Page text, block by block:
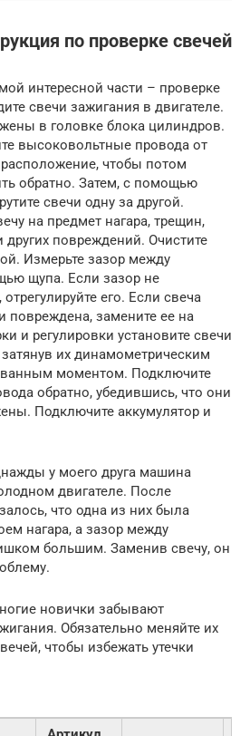
по проверке свечей
интересной части – проверке
свечи зажигания в двигателе.
в головке блока цилиндров.
высоковольтные провода от
чтобы потом
обратно. Затем, с помощью
свечи одну за другой.
на предмет нагара, трещин,
других повреждений. Очистите
Измерьте зазор между
щупа. Если зазор не
его. Если свеча
повреждена, замените ее на
и регулировки установите свечи
их динамометрическим
моментом. Подключите
обратно, убедившись, что они
Подключите аккумулятор и
у моего друга машина
двигателе. После
что одна из них была
нагара, а зазор между
большим. Заменив свечу, он
новички забывают
Обязательно меняйте их
чтобы избежать утечки